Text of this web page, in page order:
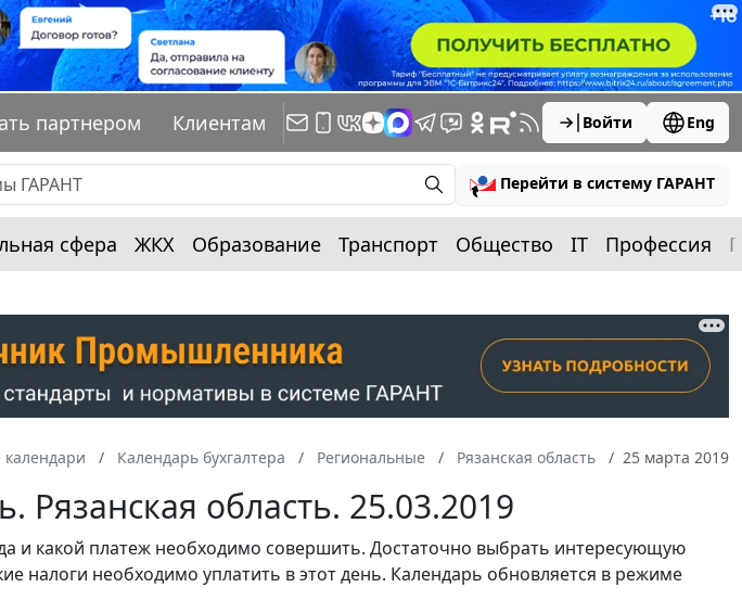
партнером Клиентам Войти Eng
Перейти в систему ГАРАНТ
сфера ЖКХ Образование Транспорт Общество IT Профессия
Календарь бухгалтера Региональные Рязанская область 25 марта 2019
Рязанская область. 25.03.2019
и какой платеж необходимо совершить. Достаточно выбрать интересующую
налоги необходимо уплатить в этот день. Календарь обновляется в режиме